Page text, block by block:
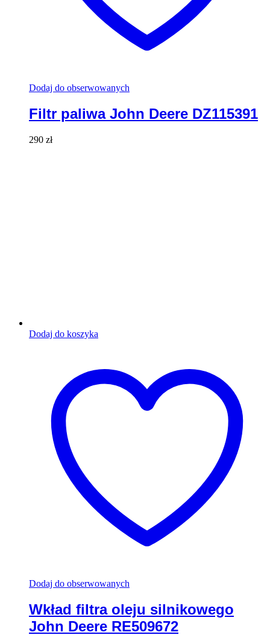
Dodaj do obserwowanych
Filtr paliwa John Deere DZ115391
290 zł
Dodaj do koszyka
Dodaj do obserwowanych
Wkład filtra oleju silnikowego
John Deere RE509672